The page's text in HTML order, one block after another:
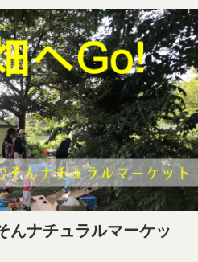
んナチュラルマーケッ